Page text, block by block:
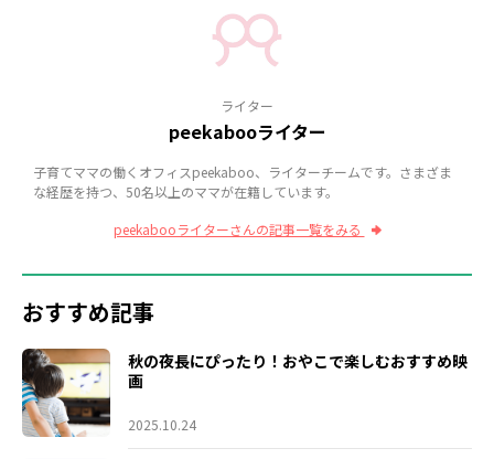
ライター
peekabooライター
子育てママの働くオフィスpeekaboo、ライターチームです。さまざま
な経歴を持つ、50名以上のママが在籍しています。
peekabooライターさんの記事一覧をみる
おすすめ記事
秋の夜長にぴったり！おやこで楽しむおすすめ映
画
2025.10.24